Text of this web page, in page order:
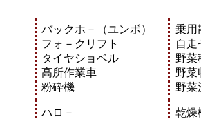
バックホ－（ユンボ）
フォ－クリフト
タイヤショベル
高所作業車
粉砕機
乗
自走
野菜
野菜
野
ハロ－
乾燥